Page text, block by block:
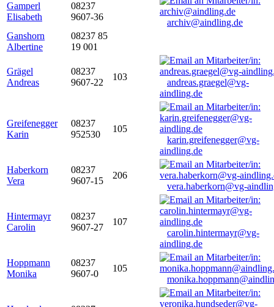
Gamperl
Elisabeth
08237
9607-36
archiv@aindling.de
Ganshorn
Albertine
08237 85
19 001
Grägel
Andreas
08237
9607-22
103
andreas.graegel@vg-
aindling.de
Greifenegger
Karin
08237
952530
105
karin.greifenegger@vg-
aindling.de
Haberkorn
Vera
08237
9607-15
206
vera.haberkorn@vg-
Hintermayr
Carolin
08237
9607-27
107
carolin.hintermayr@vg-
aindling.de
Hoppmann
Monika
08237
9607-0
105